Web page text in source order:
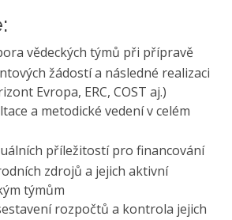
vědeckých týmů při přípravě
žádostí a následné realizaci
Evropa, ERC, COST aj.)
a metodické vedení v celém
příležitostí pro financování
zdrojů a jejich aktivní
týmům
rozpočtů a kontrola jejich